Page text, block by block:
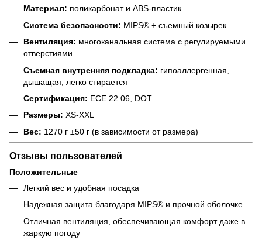
Материал: поликарбонат и ABS-пластик
Система безопасности: MIPS® + съемный козырек
Вентиляция: многоканальная система с регулируемыми
отверстиями
Съемная внутренняя подкладка: гипоаллергенная,
дышащая, легко стирается
Сертификация: ECE 22.06, DOT
Размеры: XS-XXL
Вес: 1270 г ±50 г (в зависимости от размера)
Отзывы пользователей
Положительные
Легкий вес и удобная посадка
Надежная защита благодаря MIPS® и прочной оболочке
Отличная вентиляция, обеспечивающая комфорт даже в
жаркую погоду